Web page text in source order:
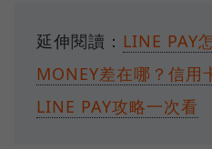
延伸閱讀： LINE PAY
MONEY差在哪？信用
LINE PAY攻略一次看